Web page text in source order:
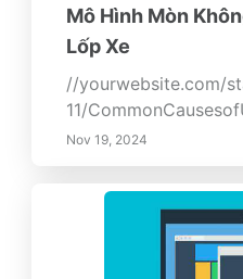
Mô Hình Mòn
Lốp Xe
//yourwebsite.com/
11/
Nov 19, 2024